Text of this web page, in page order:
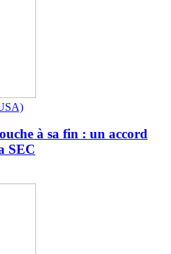
à sa fin : un accord
SEC